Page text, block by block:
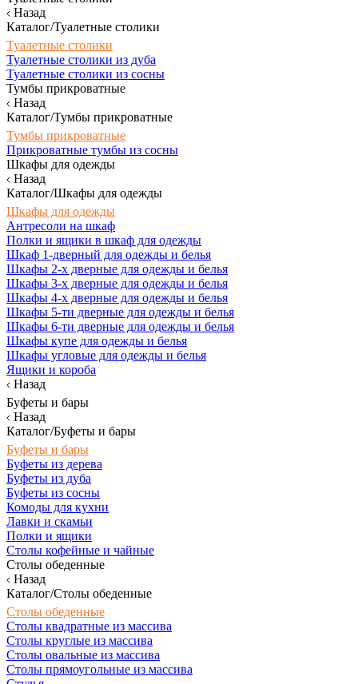
Назад
Каталог/Туалетные столики
Туалетные столики
Туалетные столики из дуба
Туалетные столики из сосны
Тумбы прикроватные
Назад
Каталог/Тумбы прикроватные
Тумбы прикроватные
Прикроватные тумбы из сосны
Шкафы для одежды
Назад
Каталог/Шкафы для одежды
Шкафы для одежды
Антресоли на шкаф
Полки и ящики в шкаф для одежды
Шкаф 1-дверный для одежды и белья
Шкафы 2-х дверные для одежды и белья
Шкафы 3-х дверные для одежды и белья
Шкафы 4-х дверные для одежды и белья
Шкафы 5-ти дверные для одежды и белья
Шкафы 6-ти дверные для одежды и белья
Шкафы купе для одежды и белья
Шкафы угловые для одежды и белья
Ящики и короба
Назад
Буфеты и бары
Назад
Каталог/Буфеты и бары
Буфеты и бары
Буфеты из дерева
Буфеты из дуба
Буфеты из сосны
Комоды для кухни
Лавки и скамьи
Полки и ящики
Столы кофейные и чайные
Столы обеденные
Назад
Каталог/Столы обеденные
Столы обеденные
Столы квадратные из массива
Столы круглые из массива
Столы овальные из массива
Столы прямоугольные из массива